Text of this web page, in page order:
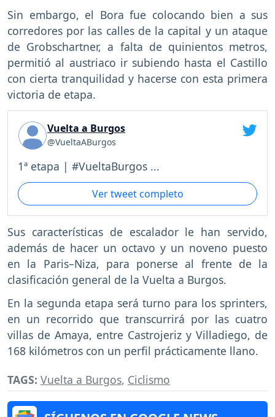
Sin embargo, el Bora fue colocando bien a sus
corredores por las calles de la capital y un ataque
de Grobschartner, a falta de quinientos metros,
permitió al austriaco ir subiendo hasta el Castillo
con cierta tranquilidad y hacerse con esta primera
victoria de etapa.
Vuelta a Burgos
@VueltaABurgos
1ª etapa | #VueltaBurgos ...
Ver tweet completo
Sus características de escalador le han servido,
además de hacer un octavo y un noveno puesto
en la Paris–Niza, para ponerse al frente de la
clasificación general de la Vuelta a Burgos.
En la segunda etapa será turno para los sprinters,
en un recorrido que transcurrirá por las cuatro
villas de Amaya, entre Castrojeriz y Villadiego, de
168 kilómetros con un perfil prácticamente llano.
TAGS: Vuelta a Burgos, Ciclismo